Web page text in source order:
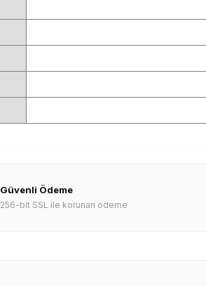
Güvenli Ödeme
256-bit SSL ile korunan ödeme